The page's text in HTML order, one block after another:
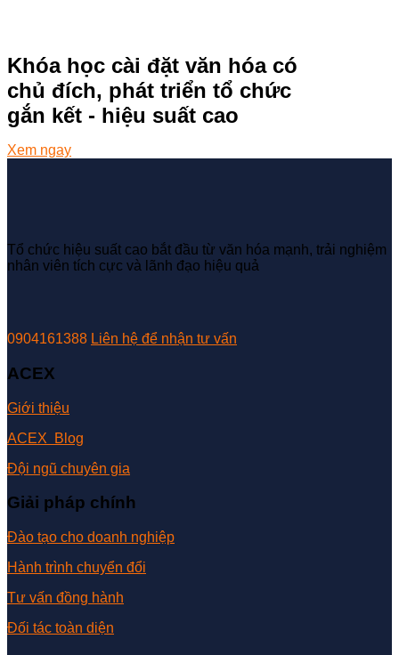
Khóa học cài đặt văn hóa có
chủ đích, phát triển tổ chức
gắn kết - hiệu suất cao
Xem ngay
Tổ chức hiệu suất cao bắt đầu từ văn hóa mạnh, trải nghiệm
nhân viên tích cực và lãnh đạo hiệu quả
0904161388 Liên hệ để nhận tư vấn
ACEX
Giới thiệu
ACEX Blog
Đội ngũ chuyên gia
Giải pháp chính
Đào tạo cho doanh nghiệp
Hành trình chuyển đổi
Tư vấn đồng hành
Đối tác toàn diện